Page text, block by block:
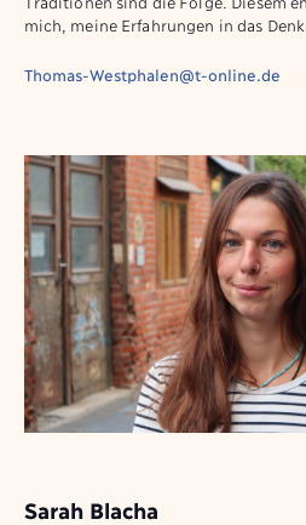
mich, meine Erfahrungen in das
Thomas-Westphalen@t-online.de
Sarah Blacha